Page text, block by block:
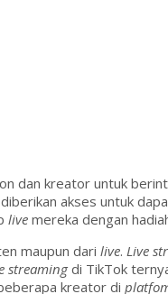
dan kreator untuk
akses untuk
live mereka dengan
maupun dari live. Live
streamingdi TikTok
kreator di